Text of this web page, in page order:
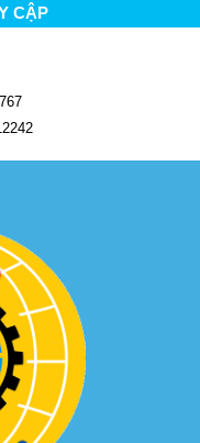
CẬP